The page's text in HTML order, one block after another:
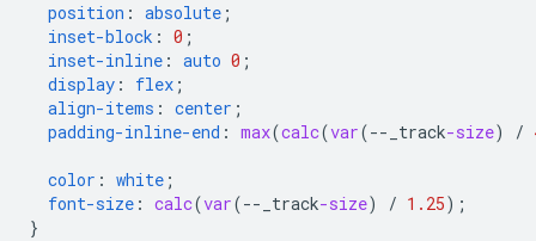
position : absolute ;
inset-block : 0 ;
inset-inline : auto 0 ;
display : flex ;
align-items : center ;
padding-inline-end : max(calc(var(-- _track-size) /
color : white ;
font-size : calc(var(-- _track-size) / 1.25);
}